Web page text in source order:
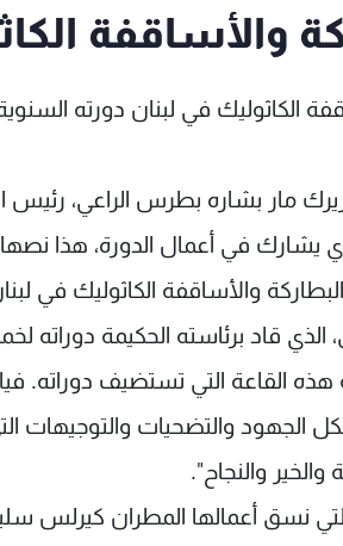
الكاثوليك في لبنان دورته
مار بشاره بطرس الراعي،
يشارك في أعمال الدورة، هذا
والأساقفة الكاثوليك في
الذي قاد برئاسته الحكيمة
هذه القاعة التي تستضيف دوراته.
الجهود والتضحيات والتوجيهات
والنجاح".
نسق أعمالها المطران